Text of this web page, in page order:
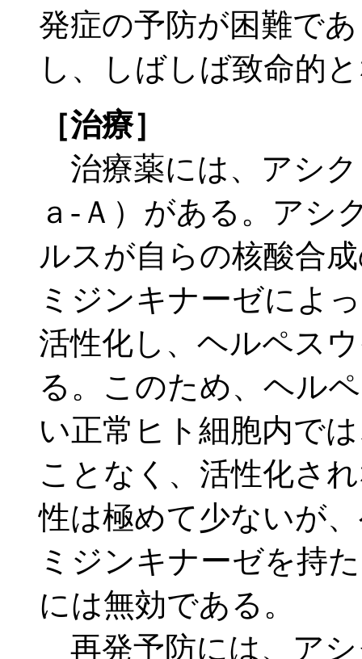
発症の予防が困難で
し、しばしば致命的
［治療］
治療薬には、アシ
ａ-Ａ）がある。アシ
ルスが自らの核酸合
ミジンキナーゼによ
活性化し、ヘルペス
る。このため、ヘル
い正常ヒト細胞内で
ことなく、活性化さ
性は極めて少ないが
ミジンキナーゼを持
には無効である。
再発予防には、ア